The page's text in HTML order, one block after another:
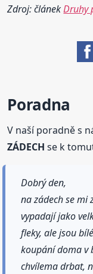
Zdroj: článekDruhy
Poradna
V naší poradně s
ZÁDECH se k
Dobrý den,
na zádech se mi
vypadají jako
fleky, ale jsou
koupání doma v
chvílema drbat,